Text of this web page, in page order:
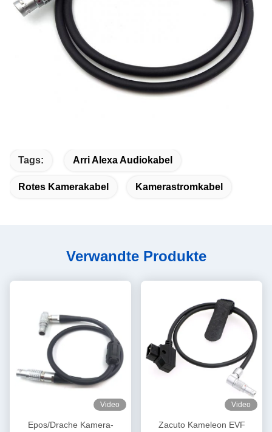
Tags: Arri Alexa Audiokabel
Rotes Kamerakabel Kamerastromkabel
Verwandte Produkte
Video
Epos/Drache Kamera-
Video
Zacuto Kameleon EVF